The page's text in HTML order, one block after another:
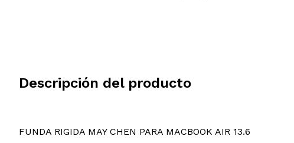
Descripción del producto
FUNDA RIGIDA MAY CHEN PARA MACBOOK AIR 13.6